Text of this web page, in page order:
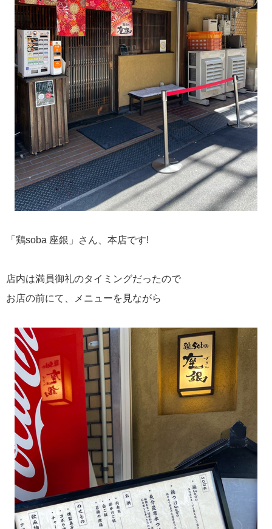
「鶏soba 座銀」さん、本店です!
店内は満員御礼のタイミングだったので
お店の前にて、メニューを見ながら